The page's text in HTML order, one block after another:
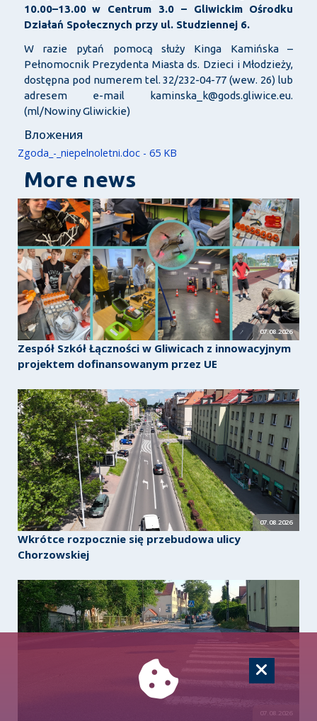
10.00–13.00 w Centrum 3.0 – Gliwickim Ośrodku
Działań Społecznych przy ul. Studziennej 6.
W razie pytań pomocą służy Kinga Kamińska –
Pełnomocnik Prezydenta Miasta ds. Dzieci i Młodzieży,
dostępna pod numerem tel. 32/232-04-77 (wew. 26) lub
adresem e-mail kaminska_k@gods.gliwice.eu.
(ml/Nowiny Gliwickie)
Вложения
Zgoda_-_niepelnoletni.doc - 65 KB
More news
07.08.2026
Zespół Szkół Łączności w Gliwicach z innowacyjnym
projektem dofinansowanym przez UE
07.08.2026
Wkrótce rozpocznie się przebudowa ulicy
Chorzowskiej
07.08.2026